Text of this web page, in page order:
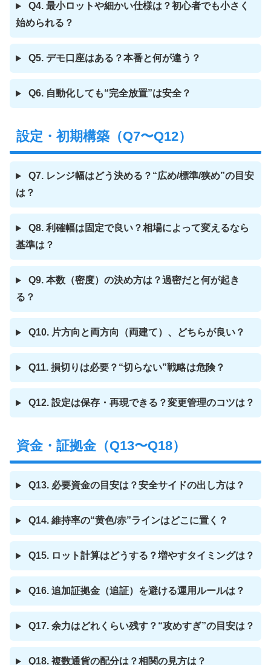
Q4. 最小ロットや細かい仕様は？初心者でも小さく
始められる？
Q5. デモ口座はある？本番と何が違う？
Q6. 自動化しても“完全放置”は安全？
設定・初期構築（Q7〜Q12）
Q7. レンジ幅はどう決める？“広め/標準/狭め”の目安
は？
Q8. 利確幅は固定で良い？相場によって変えるなら
基準は？
Q9. 本数（密度）の決め方は？過密だと何が起き
る？
Q10. 片方向と両方向（両建て）、どちらが良い？
Q11. 損切りは必要？“切らない”戦略は危険？
Q12. 設定は保存・再現できる？変更管理のコツは？
資金・証拠金（Q13〜Q18）
Q13. 必要資金の目安は？安全サイドの出し方は？
Q14. 維持率の“黄色/赤”ラインはどこに置く？
Q15. ロット計算はどうする？増やすタイミングは？
Q16. 追加証拠金（追証）を避ける運用ルールは？
Q17. 余力はどれくらい残す？“攻めすぎ”の目安は？
Q18. 複数通貨の配分は？相関の見方は？